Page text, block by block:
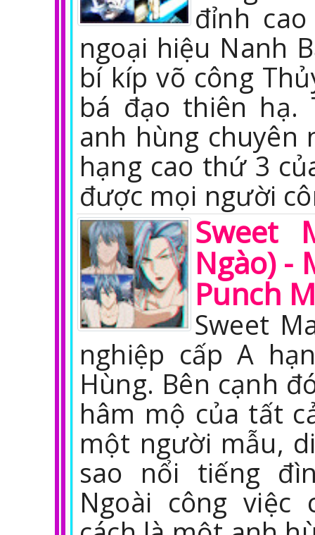
đỉnh
ngoại hiệu Nanh
bí kíp võ công
bá đạo thiên
anh hùng chuyên
hạng cao thứ 3
được mọi người
Sweet
Ngào) -
Punch
Sweet
nghiệp cấp A
Hùng. Bên cạnh
hâm mộ của tất
một người mẫu,
sao nổi tiếng
Ngoài công